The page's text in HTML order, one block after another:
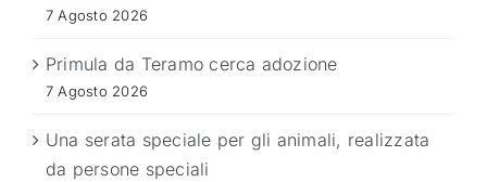
7 Agosto 2026
Primula da Teramo cerca adozione
7 Agosto 2026
Una serata speciale per gli animali, realizzata
da persone speciali